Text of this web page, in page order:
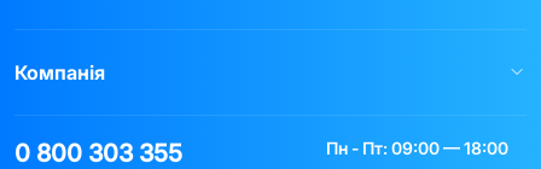
Компанія
0 800 303 355
Пн - Пт: 09:00 — 18:00